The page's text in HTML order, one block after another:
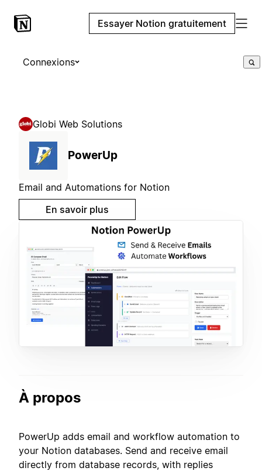
Essayer Notion gratuitement
Connexions
Globi Web Solutions
PowerUp
Email and Automations for Notion
En savoir plus
À propos
PowerUp adds email and workflow automation to
your Notion databases. Send and receive email
directly from database records, with replies